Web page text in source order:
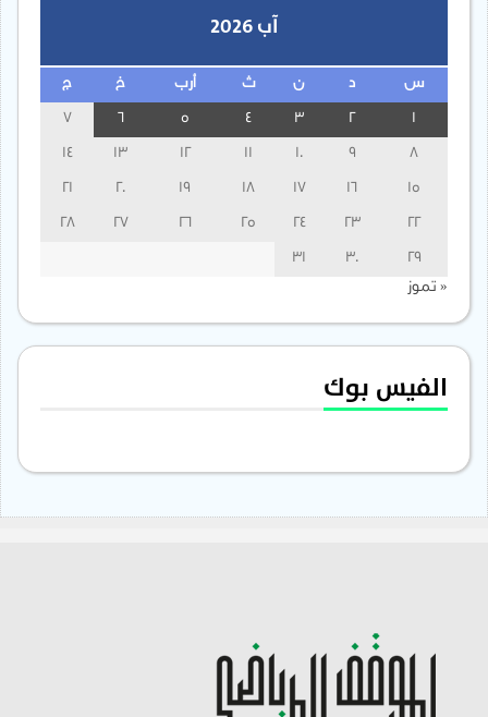
آب 2026
س ن ث أرب خ ج
3
13
14
15
16
17
18
19
20
21
22
23
24
25
26
27
28
29
30
31
« تموز
الفيس بوك